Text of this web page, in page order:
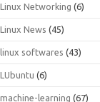
Linux Networking (6)
Linux News (45)
linux softwares (43)
LUbuntu (6)
machine-learning (67)